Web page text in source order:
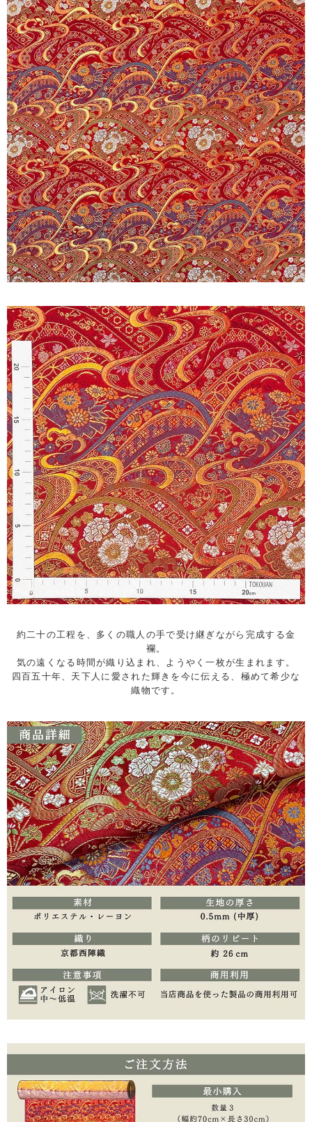
約二十の工程を、多くの職人の手で受け継ぎながら完成する金
襴。
気の遠くなる時間が織り込まれ、ようやく一枚が生まれます。
四百五十年、天下人に愛された輝きを今に伝える、極めて希少な
織物です。